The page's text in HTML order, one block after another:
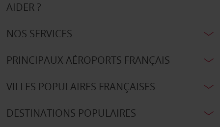
AIDER ?
NOS SERVICES
PRINCIPAUX AÉROPORTS FRANÇAIS
VILLES POPULAIRES FRANÇAISES
DESTINATIONS POPULAIRES